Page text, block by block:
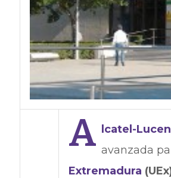
A lcatel-
avanzada
Extremadura